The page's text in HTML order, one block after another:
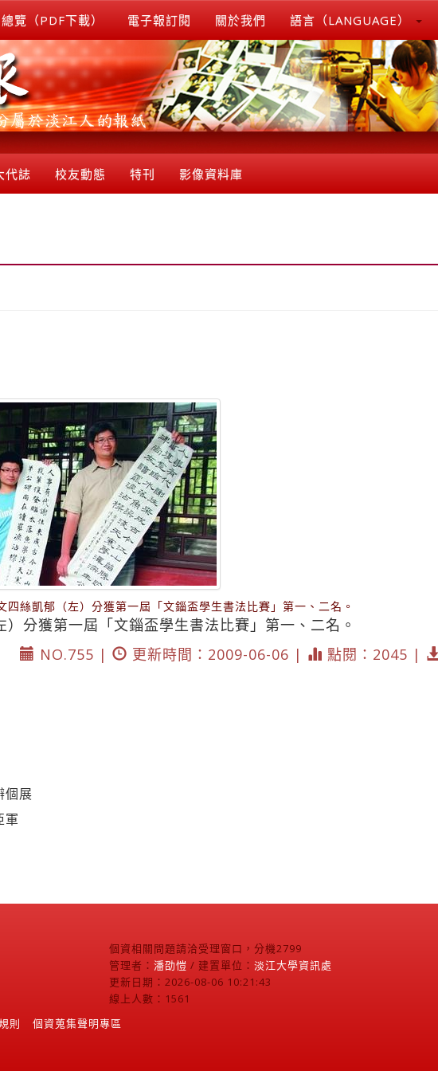
覽（PDF下載） 電子報訂閱 關於我們 語言（LANGUAGE）
代誌 校友動態 特刊 影像資料庫
四絲凱郁（左）分獲第一屆「文錙盃學生書法比賽」第一、二名。
分獲第一屆「文錙盃學生書法比賽」第一、二名。
NO.755 |
更新時間：2009-06-06 | 點閱：2045 |
個展
軍
個資相關問題請洽受理窗口，分機2799
管理者： 潘劭愷 / 建置單位： 淡江大學資訊處
更新日期：2026-08-06 10:21:43
線上人數：1561
則 個資蒐集聲明專區